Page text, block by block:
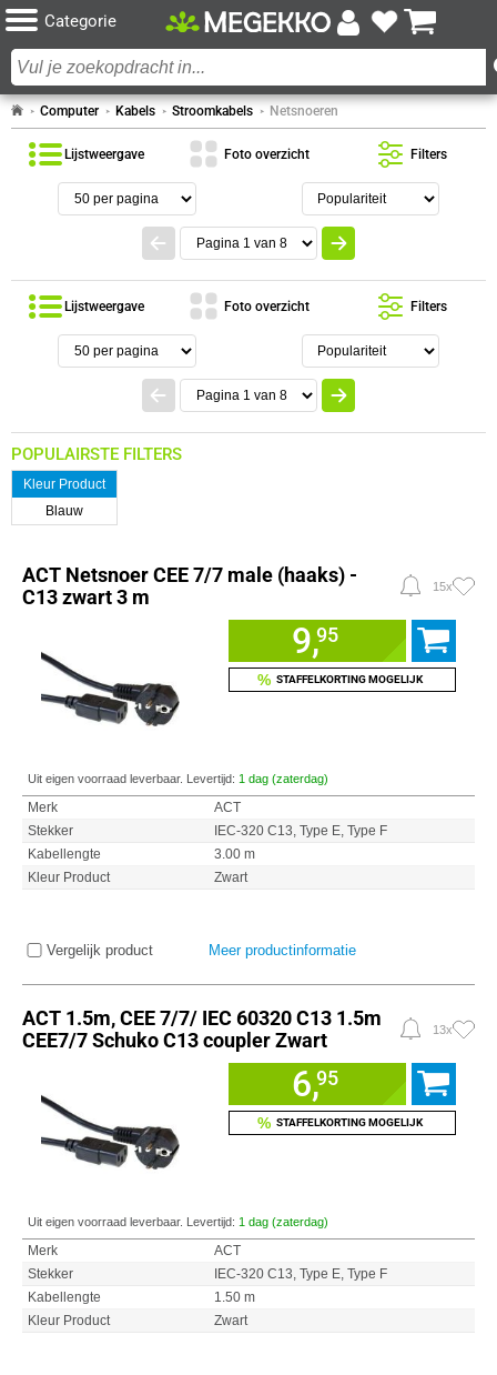
Categorie
Computer Kabels Stroomkabels Netsnoeren
POPULAIRSTE FILTERS
Kleur Product
Blauw
Lijstweergave Foto overzicht Filters
ACT Netsnoer CEE 7/7 male (haaks) -
C13 zwart 3 m
15x
9,95
% STAFFELKORTING MOGELIJK
Uit eigen voorraad leverbaar. Levertijd: 1 dag (zaterdag)
Merk
ACT
Stekker
IEC-320 C13, Type E, Type F
Kabellengte
3.00 m
Kleur Product
Zwart
Vergelijk product Meer productinformatie
ACT 1.5m, CEE 7/7/ IEC 60320 C13 1.5m
CEE7/7 Schuko C13 coupler Zwart
13x
6,95
% STAFFELKORTING MOGELIJK
Uit eigen voorraad leverbaar. Levertijd: 1 dag (zaterdag)
Merk
ACT
Stekker
IEC-320 C13, Type E, Type F
Kabellengte
1.50 m
Kleur Product
Zwart
Lijstweergave Foto overzicht Filters